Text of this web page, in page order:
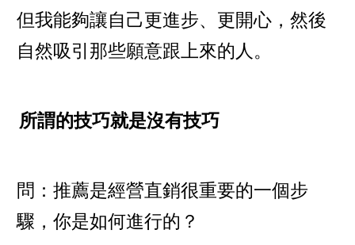
但我能夠讓自己更進步、更開心，然後
自然吸引那些願意跟上來的人。
所謂的技巧就是沒有技巧
問：推薦是經營直銷很重要的一個步
驟，你是如何進行的？